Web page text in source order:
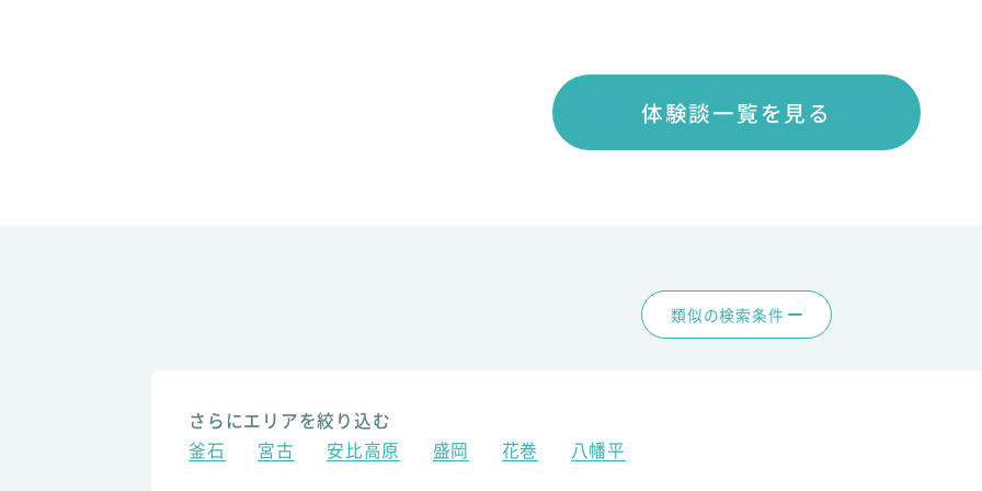
体験談一覧を見る
類似の検索条件
さらにエリアを絞り込む
釜石
宮古 安比高原 盛岡 花巻 八幡平